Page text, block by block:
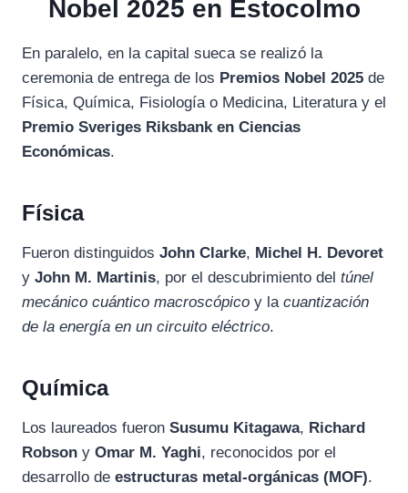
Nobel 2025 en Estocolmo
En paralelo, en la capital sueca se realizó la
ceremonia de entrega de los Premios Nobel 2025 de
Física, Química, Fisiología o Medicina, Literatura y el
Premio Sveriges Riksbank en Ciencias
Económicas.
Física
Fueron distinguidos John Clarke, Michel H. Devoret
y John M. Martinis, por el descubrimiento del túnel
mecánico cuántico macroscópico y la cuantización
de la energía en un circuito eléctrico.
Química
Los laureados fueron Susumu Kitagawa, Richard
Robson y Omar M. Yaghi, reconocidos por el
desarrollo de estructuras metal-orgánicas (MOF).